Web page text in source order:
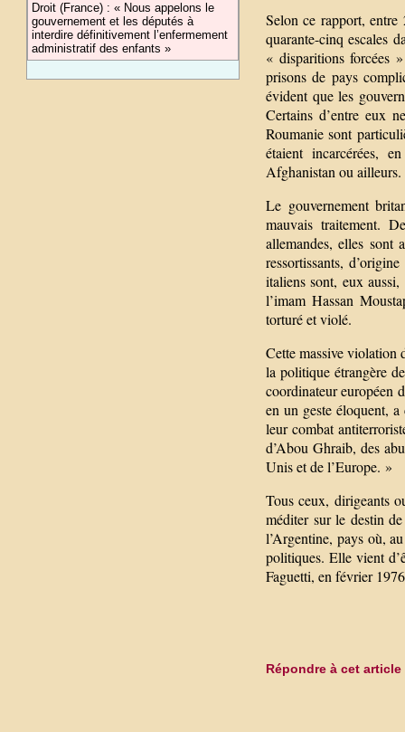
Droit (France) : « Nous appelons le
gouvernement et les députés à
interdire définitivement l’enfermement
administratif des enfants »
Selon ce rapport,
quarante-cinq escales
« disparitions forcées
prisons de pays
évident que les
Certains d’entre eux
Roumanie sont
étaient incarcérées,
Afghanistan ou ailleurs.
Le gouvernement
mauvais traitement.
allemandes, elles sont
ressortissants,
italiens sont, eux
l’imam Hassan
torturé et violé.
Cette massive violation
la politique étrangère
coordinateur européen
en un geste éloquent,
leur combat
d’Abou Ghraib, des
Unis et de l’Europe. »
Tous ceux, dirigeants
méditer sur le destin
l’Argentine, pays où,
politiques. Elle vient
Faguetti, en février
Répondre à cet article